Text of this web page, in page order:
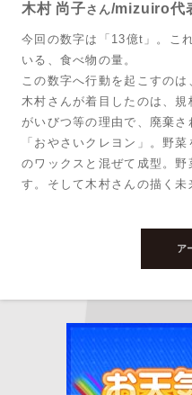
木村 尚子さん/mizuiro代
今回の数字は「13億t」。こ
いる、食べ物の量。
この数字へ行動を起こすの
木村さんが着目したのは、
がいびつ等の理由で、廃棄
「おやさいクレヨン」。野
のワックスと混ぜて成型。
す。そして木村さんの描く未
ア